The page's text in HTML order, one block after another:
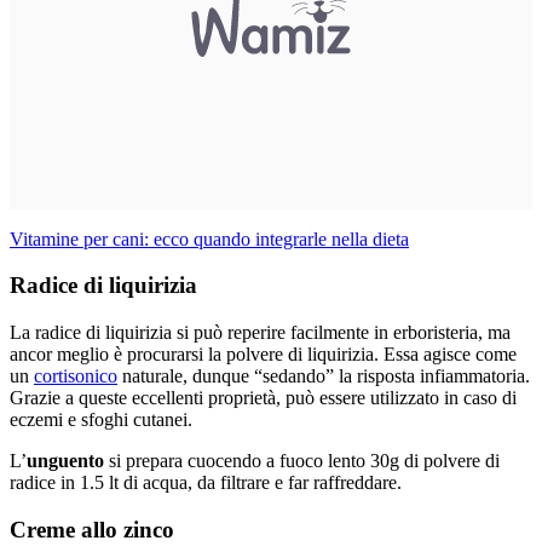
Vitamine per cani: ecco quando integrarle nella dieta
Radice di liquirizia
La radice di liquirizia si può reperire facilmente in erboristeria, ma
ancor meglio è procurarsi la polvere di liquirizia. Essa agisce come
un cortisonico naturale, dunque “sedando” la risposta infiammatoria.
Grazie a queste eccellenti proprietà, può essere utilizzato in caso di
eczemi e sfoghi cutanei.
L’unguento si prepara cuocendo a fuoco lento 30g di polvere di
radice in 1.5 lt di acqua, da filtrare e far raffreddare.
Creme allo zinco